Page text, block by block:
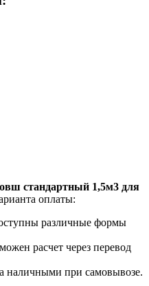
стандартный 1,5м3 для
оплаты:
различные формы
расчет через перевод
наличными при самовывозе.